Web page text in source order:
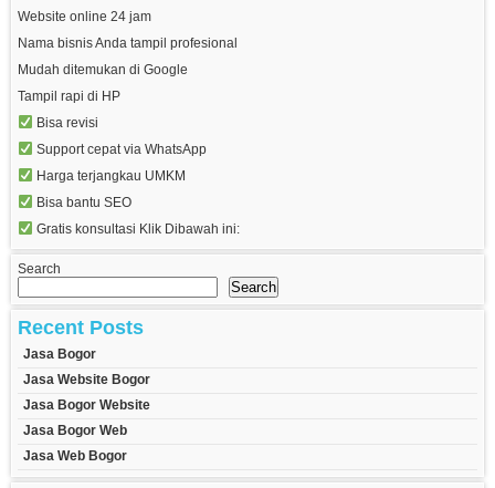
Website online 24 jam
Nama bisnis Anda tampil profesional
Mudah ditemukan di Google
Tampil rapi di HP
Bisa revisi
Support cepat via WhatsApp
Harga terjangkau UMKM
Bisa bantu SEO
Gratis konsultasi Klik Dibawah ini:
Search
Search
Recent Posts
Jasa Bogor
Jasa Website Bogor
Jasa Bogor Website
Jasa Bogor Web
Jasa Web Bogor